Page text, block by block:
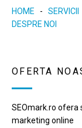
HOME - SERVICII
DESPRE NOI
OFERTA
SEOmark.ro ofera
marketing online